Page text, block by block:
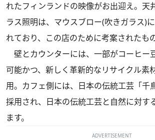
れたフィンランドの映像がお出迎え。天
ラス照明は、マウスブロー(吹きガラス)
れており、この店のために考案されたも
壁とカウンターには、一部がコーヒー
可能かつ、新しく革新的なリサイクル素
用。カフェ側には、日本の伝統工芸「千
採用され、日本の伝統工芸と自然に対す
ます。
ADVERTISEMENT